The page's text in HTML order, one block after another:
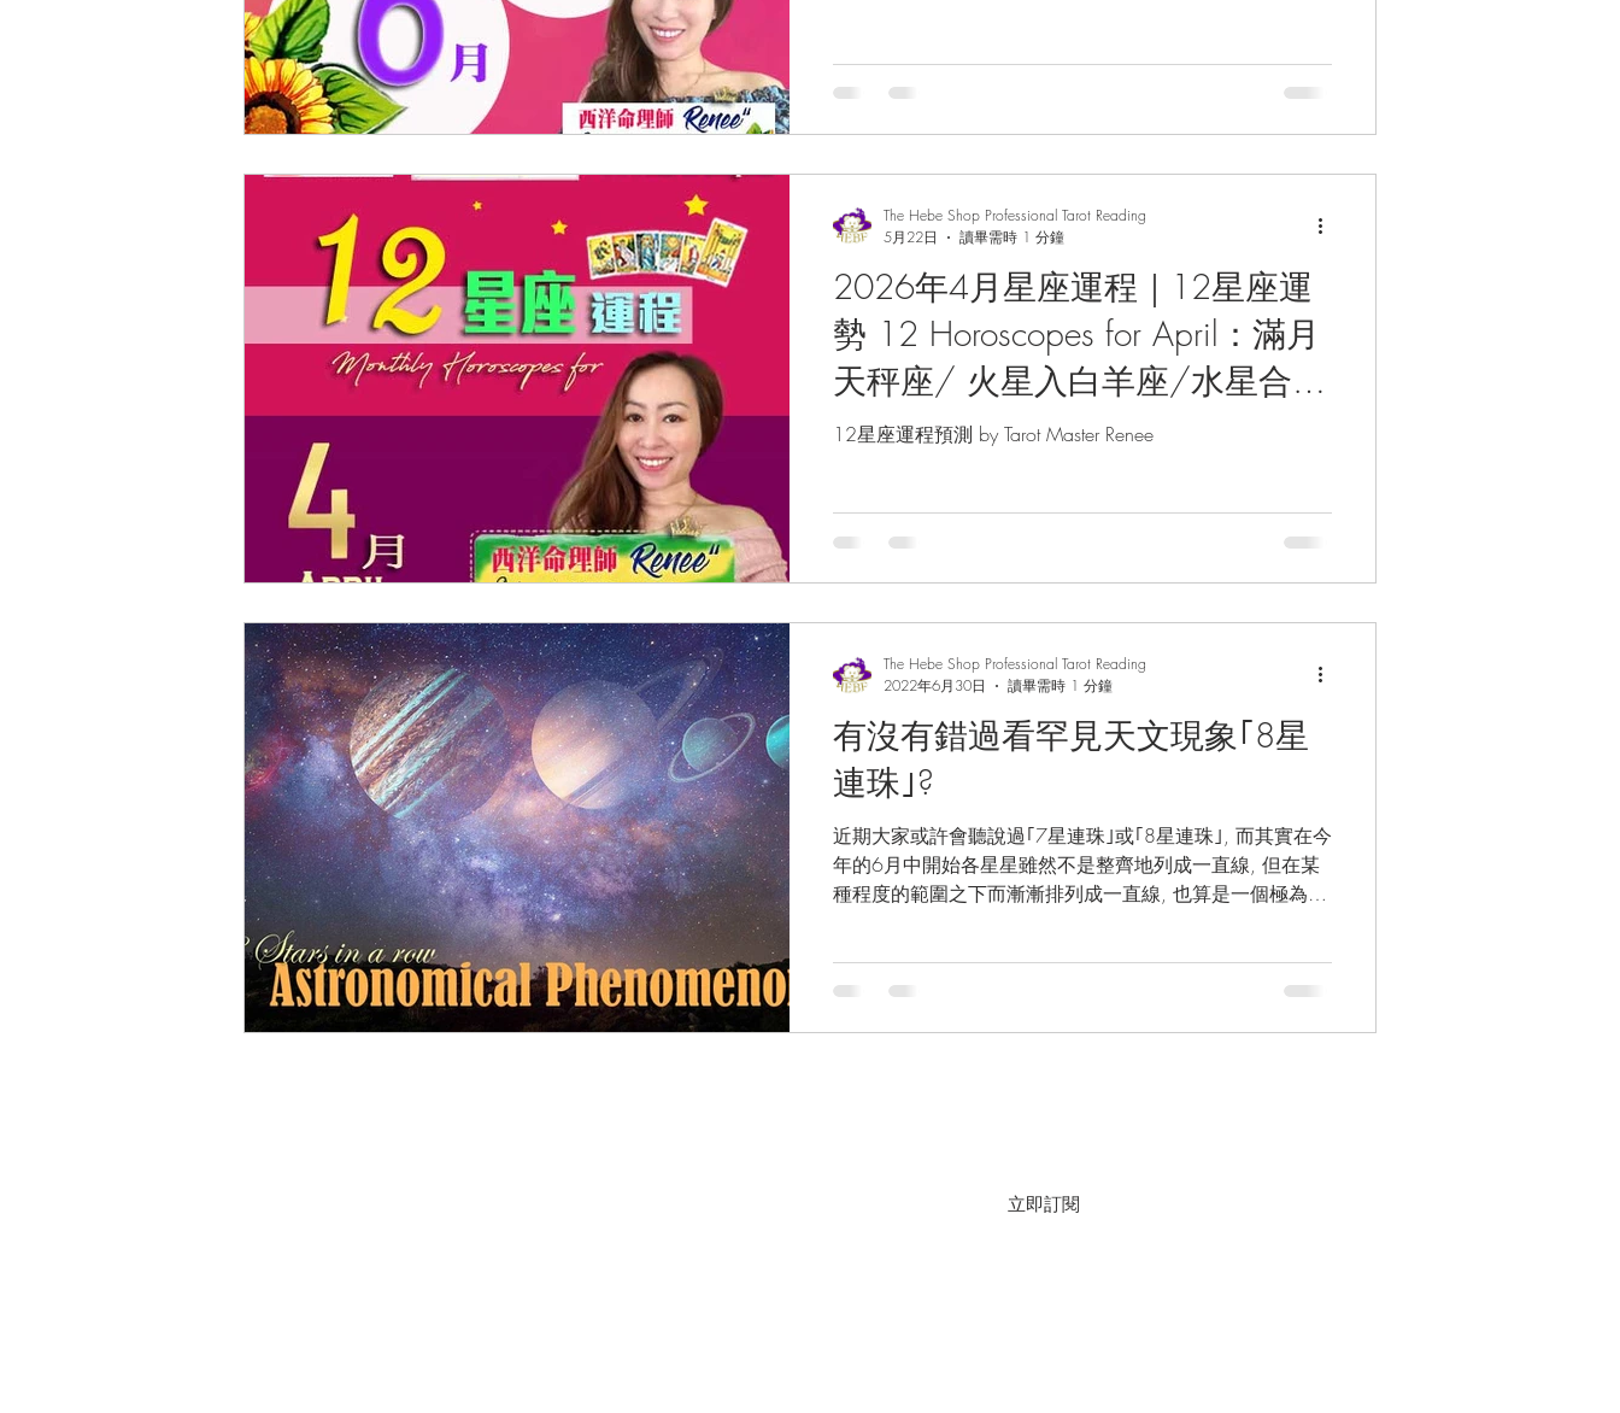
Master Renee
2026年4月星座運程｜12星座運
勢 12 Horoscopes for April：滿月
天秤座/ 火星入白羊座/水星合相
海王星/星座預測/ 幸運水晶/塔
Master Renee
12星座運程預測 by Tarot Master Renee
The Hebe Shop Professional Tarot Reading
5月22日
讀畢需時 1 分鐘
有沒有錯過看罕見天文現象｢8星
連珠｣?
近期大家或許會聽說過｢7星連珠｣或｢8星連珠｣, 而其實在今
年的6月中開始各星星雖然不是整齊地列成一直線, 但在某
種程度的範圍之下而漸漸排列成一直線, 也算是一個極為罕
The Hebe Shop Professional Tarot Reading
2022年6月30日
讀畢需時 1 分鐘
立即訂閱